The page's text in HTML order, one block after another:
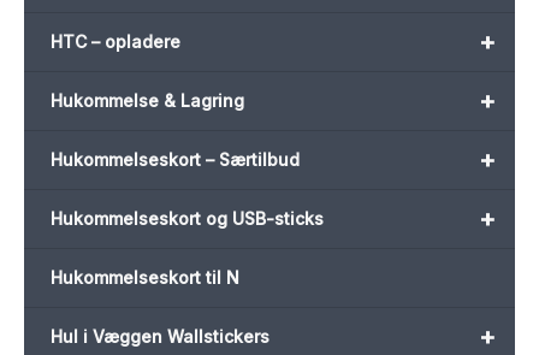
+
HTC – opladere
+
Hukommelse & Lagring
+
Hukommelseskort – Særtilbud
+
Hukommelseskort og USB-sticks
Hukommelseskort til N
+
Hul i Væggen Wallstickers